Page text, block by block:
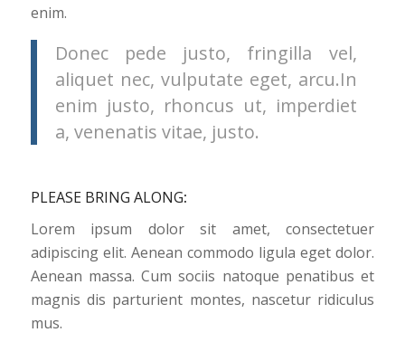
enim.
Donec pede justo, fringilla vel,
aliquet nec, vulputate eget, arcu.In
enim justo, rhoncus ut, imperdiet
a, venenatis vitae, justo.
PLEASE BRING ALONG:
Lorem ipsum dolor sit amet, consectetuer
adipiscing elit. Aenean commodo ligula eget dolor.
Aenean massa. Cum sociis natoque penatibus et
magnis dis parturient montes, nascetur ridiculus
mus.